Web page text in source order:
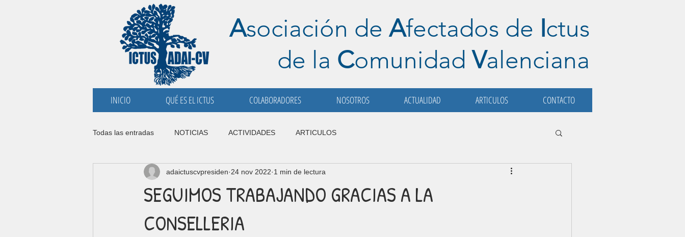
Asociación deAfectados de Ictus
de la ComunidadValenciana
INICIO QUÉ ES EL ICTUS COLABORADORES NOSOTROS ACTUALIDAD ARTICULOS CONTACTO
Todas las entradas NOTICIAS ACTIVIDADES ARTICULOS
SEGUIMOS TRABAJANDO GRACIAS A LA
CONSELLERIA
adaictuscvpresiden 24 nov 2022 1 min de lectura